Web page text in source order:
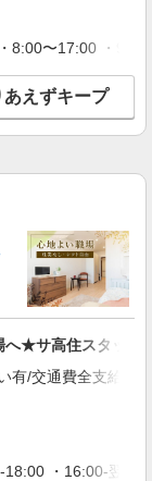
収入重視!」が叶
高級マンション職
い有/週払い有/交
を見る
8:00〜17:00 ・
あえずキープ
★サ高住スタッフ
/交通費全支給(ガ
18:00 ・16:00-